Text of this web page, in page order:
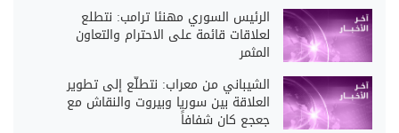
الرئيس السوري مهنئا ترامب: نتطلع
لعلاقات قائمة على الاحترام والتعاون
المثمر
الشيباني من معراب: نتطلّع إلى تطوير
العلاقة بين سوريا وبيروت والنقاش مع
جعجع كان شفافاً